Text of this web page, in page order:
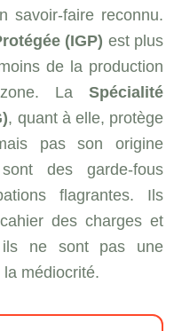
savoir-faire reconnu.
(IGP) est plus
de la production
La Spécialité
, quant à elle, protège
pas son origine
des garde-fous
flagrantes. Ils
des charges et
ils ne sont pas une
médiocrité.